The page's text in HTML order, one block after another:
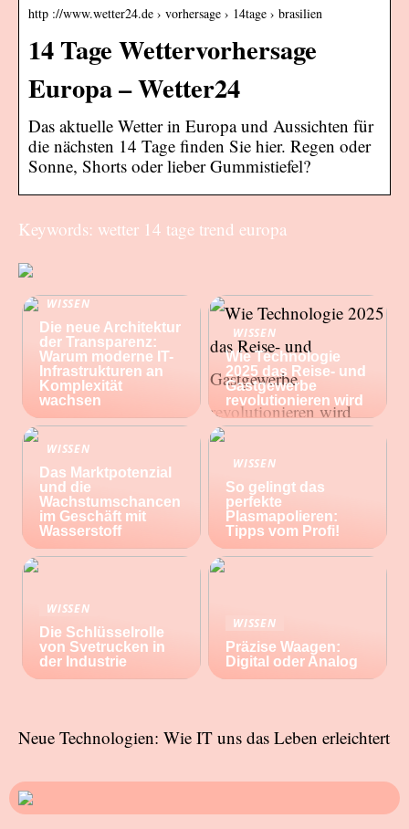
http ://www.wetter24.de › vorhersage › 14tage › brasilien
14 Tage Wettervorhersage
Europa – Wetter24
Das aktuelle Wetter in Europa und Aussichten für
die nächsten 14 Tage finden Sie hier. Regen oder
Sonne, Shorts oder lieber Gummistiefel?
Keywords: wetter 14 tage trend europa
WISSEN
Die neue Architektur
der Transparenz:
Warum moderne IT-
Infrastrukturen an
Komplexität
wachsen
WISSEN
Wie Technologie
2025 das Reise- und
Gastgewerbe
revolutionieren wird
WISSEN
Das Marktpotenzial
und die
Wachstumschancen
im Geschäft mit
Wasserstoff
WISSEN
So gelingt das
perfekte
Plasmapolieren:
Tipps vom Profi!
WISSEN
Die Schlüsselrolle
von Svetrucken in
der Industrie
WISSEN
Präzise Waagen:
Digital oder Analog
Neue Technologien: Wie IT uns das Leben erleichtert